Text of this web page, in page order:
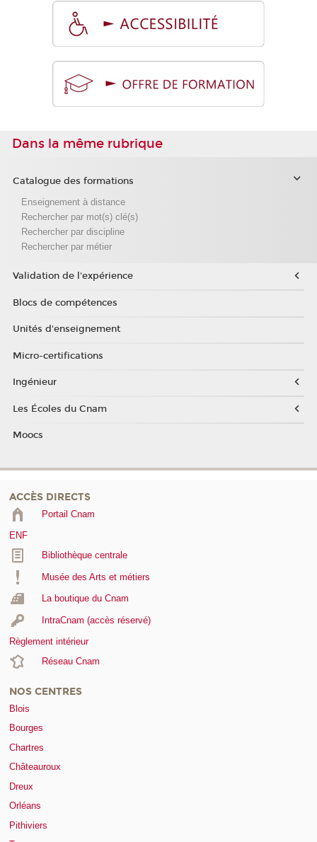
Dans la même rubrique
Catalogue des formations
Enseignement à distance
Rechercher par mot(s) clé(s)
Rechercher par discipline
Rechercher par métier
Validation de l'expérience
Blocs de compétences
Unités d'enseignement
Micro-certifications
Ingénieur
Les Écoles du Cnam
Moocs
ACCÈS DIRECTS
Portail Cnam
ENF
Bibliothèque centrale
Musée des Arts et métiers
La boutique du Cnam
IntraCnam (accès réservé)
Règlement intérieur
Réseau Cnam
NOS CENTRES
Blois
Bourges
Chartres
Châteauroux
Dreux
Orléans
Pithiviers